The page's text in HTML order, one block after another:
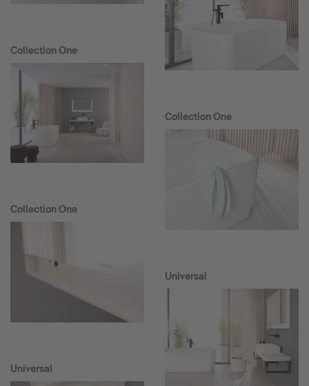
Collection One
Collection One
Universal
Collection One
Universal